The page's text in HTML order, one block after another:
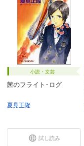
小説・文芸
茜のフライト･ログ
夏見正隆
試し読み